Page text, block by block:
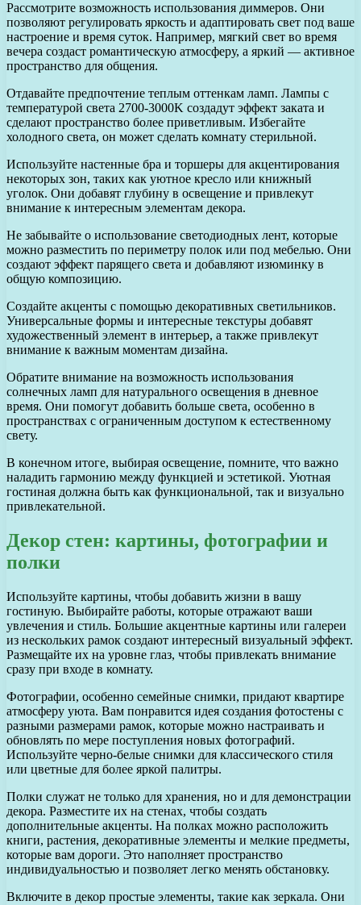
Рассмотрите возможность использования диммеров. Они
позволяют регулировать яркость и адаптировать свет под ваше
настроение и время суток. Например, мягкий свет во время
вечера создаст романтическую атмосферу, а яркий — активное
пространство для общения.
Отдавайте предпочтение теплым оттенкам ламп. Лампы с
температурой света 2700-3000K создадут эффект заката и
сделают пространство более приветливым. Избегайте
холодного света, он может сделать комнату стерильной.
Используйте настенные бра и торшеры для акцентирования
некоторых зон, таких как уютное кресло или книжный
уголок. Они добавят глубину в освещение и привлекут
внимание к интересным элементам декора.
Не забывайте о использование светодиодных лент, которые
можно разместить по периметру полок или под мебелью. Они
создают эффект парящего света и добавляют изюминку в
общую композицию.
Создайте акценты с помощью декоративных светильников.
Универсальные формы и интересные текстуры добавят
художественный элемент в интерьер, а также привлекут
внимание к важным моментам дизайна.
Обратите внимание на возможность использования
солнечных ламп для натурального освещения в дневное
время. Они помогут добавить больше света, особенно в
пространствах с ограниченным доступом к естественному
свету.
В конечном итоге, выбирая освещение, помните, что важно
наладить гармонию между функцией и эстетикой. Уютная
гостиная должна быть как функциональной, так и визуально
привлекательной.
Декор стен: картины, фотографии и
полки
Используйте картины, чтобы добавить жизни в вашу
гостиную. Выбирайте работы, которые отражают ваши
увлечения и стиль. Большие акцентные картины или галереи
из нескольких рамок создают интересный визуальный эффект.
Размещайте их на уровне глаз, чтобы привлекать внимание
сразу при входе в комнату.
Фотографии, особенно семейные снимки, придают квартире
атмосферу уюта. Вам понравится идея создания фотостены с
разными размерами рамок, которые можно настраивать и
обновлять по мере поступления новых фотографий.
Используйте черно-белые снимки для классического стиля
или цветные для более яркой палитры.
Полки служат не только для хранения, но и для демонстрации
декора. Разместите их на стенах, чтобы создать
дополнительные акценты. На полках можно расположить
книги, растения, декоративные элементы и мелкие предметы,
которые вам дороги. Это наполняет пространство
индивидуальностью и позволяет легко менять обстановку.
Включите в декор простые элементы, такие как зеркала. Они